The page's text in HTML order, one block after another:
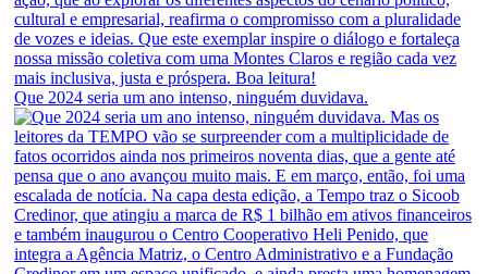
Que 2024 seria um ano intenso, ninguém duvidava.